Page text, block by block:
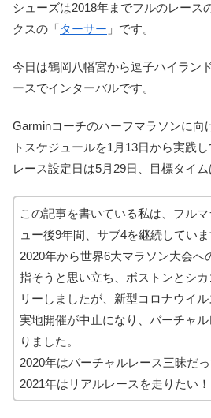
シューズは2018年までフルのレース
クスの「ターサー 」です。
今日は鶴岡八幡宮から逗子ハイラン
ースでインターバルです。
Garminコーチのハーフマラソンに向
トスケジュールを1月13日から実践し
レース設定日は5月29日、目標タイム
この記事を書いている私は、フル
ュー後9年間、サブ4を継続していま
2020年から世界6大マラソン大会へ
指そうと思い立ち、ボストンとシカ
リーしましたが、新型コロナウイ
実地開催が中止になり、バーチャ
りました。
2020年はバーチャルレース三昧だっ
2021年はリアルレースを走りたい！